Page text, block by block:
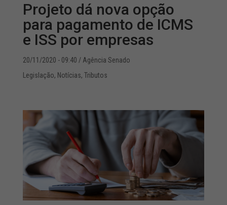
Projeto dá nova opção
para pagamento de ICMS
e ISS por empresas
20/11/2020 - 09:40 / Agência Senado
Legislação, Notícias, Tributos